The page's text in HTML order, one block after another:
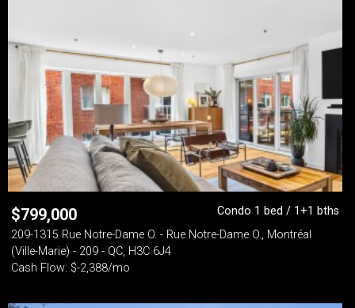
$799,000
Condo 1 bed / 1+1 bths
209-1315 Rue Notre-Dame O. - Rue Notre-Dame O., Montréal
(Ville-Marie) - 209 - QC, H3C 6J4
Cash Flow: $-2,388/mo